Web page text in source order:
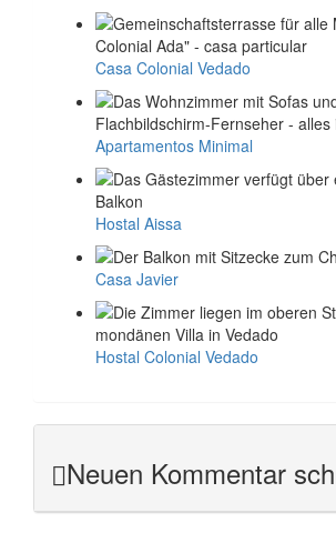
Casa Colonial Vedado
Apartamentos Minimal
Hostal Aissa
Casa Javier
Hostal Colonial Vedado
Neuen Kommentar